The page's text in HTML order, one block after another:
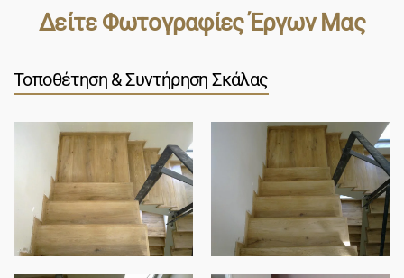
Δείτε Φωτογραφίες Έργων Μας
Τοποθέτηση & Συντήρηση Σκάλας